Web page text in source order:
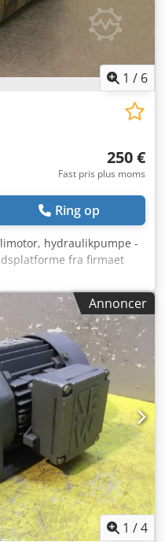
1 / 6
250 €
Fast pris plus moms
Ring op
hydraulikpumpe -
fra firmaet
med fortanding: Ø
anvendelig - Antal: 2
stk. - Mål: 290/160/H160
Ak Tjf
Annoncer
1 /4